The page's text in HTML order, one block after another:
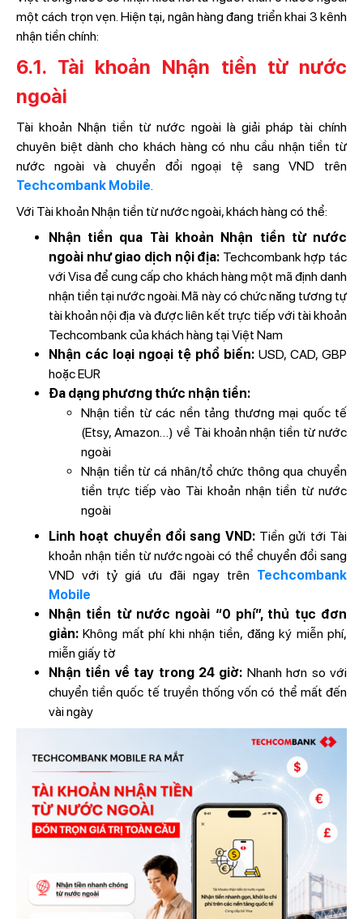
một cách trọn vẹn. Hiện tại, ngân hàng đang triển khai 3 kênh
nhận tiền chính:
6.1. Tài khoản Nhận tiền từ nước
ngoài
Tài khoản Nhận tiền từ nước ngoài là giải pháp tài chính
chuyên biệt dành cho khách hàng có nhu cầu nhận tiền từ
nước ngoài và chuyển đổi ngoại tệ sang VND trên
Techcombank Mobile
Với Tài khoản Nhận tiền từ nước ngoài, khách hàng có thể:
Nhận tiền qua Tài khoản Nhận tiền từ nước
ngoài như giao dịch nội địa: Techcombank hợp tác
với Visa để cung cấp cho khách hàng một mã định danh
nhận tiền tại nước ngoài. Mã này có chức năng tương tự
tài khoản nội địa và được liên kết trực tiếp với tài khoản
Techcombank của khách hàng tại Việt Nam
Nhận các loại ngoại tệ phổ biến:USD, CAD, GBP
hoặc EUR
Đa dạng phương thức nhận tiền:
Nhận tiền từ các nền tảng thương mại quốc tế
(Etsy, Amazon…) về Tài khoản nhận tiền từ nước
ngoài
Nhận tiền từ cá nhân/tổ chức thông qua chuyển
tiền trực tiếp vào Tài khoản nhận tiền từ nước
ngoài
Linh hoạt chuyển đổi sang VND: Tiền gửi tới Tài
khoản nhận tiền từ nước ngoài có thể chuyển đổi sang
VND với tỷ giá ưu đãi ngay trên Techcombank
Mobile
Nhận tiền từ nước ngoài “0 phí”, thủ tục đơn
giản:Không mất phí khi nhận tiền, đăng ký miễn phí,
miễn giấy tờ
Nhận tiền về tay trong 24 giờ: Nhanh hơn so với
chuyển tiền quốc tế truyền thống vốn có thể mất đến
vài ngày